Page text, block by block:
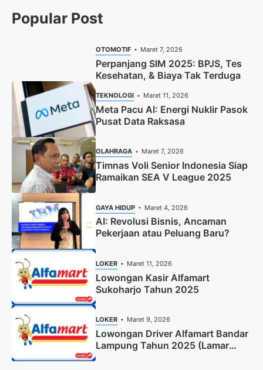
Popular Post
OTOMOTIF Maret 7, 2026
Perpanjang SIM 2025: BPJS, Tes
Kesehatan, & Biaya Tak Terduga
TEKNOLOGI Maret 11, 2026
Meta Pacu AI: Energi Nuklir Pasok
Pusat Data Raksasa
OLAHRAGA Maret 7, 2026
Timnas Voli Senior Indonesia Siap
Ramaikan SEA V League 2025
GAYA HIDUP Maret 4, 2026
AI: Revolusi Bisnis, Ancaman
Pekerjaan atau Peluang Baru?
LOKER Maret 11, 2026
Lowongan Kasir Alfamart
Sukoharjo Tahun 2025
LOKER Maret 9, 2026
Lowongan Driver Alfamart Bandar
Lampung Tahun 2025 (Lamar
Sekarang)